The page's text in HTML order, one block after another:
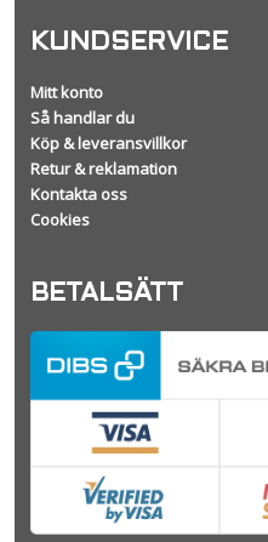
KUNDSERVICE
Mitt konto
Så handlar du
Köp & leveransvillkor
Retur & reklamation
Kontakta oss
Cookies
BETALSÄTT